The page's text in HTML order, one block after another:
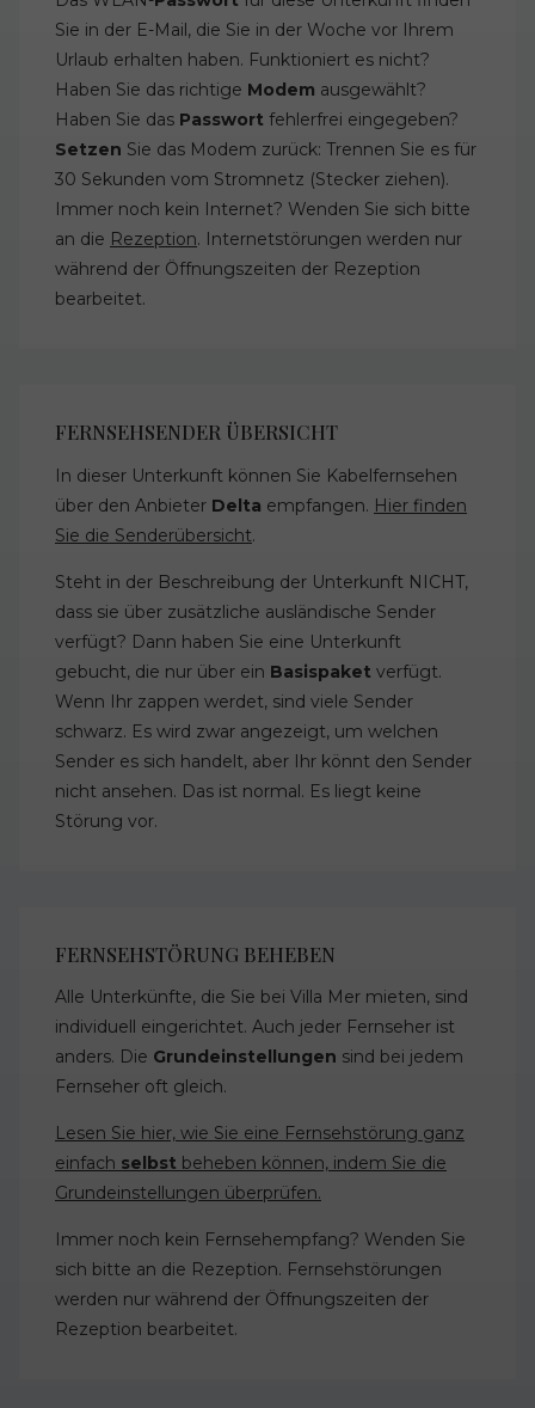
Sie in der E-Mail, die Sie in der Woche vor Ihrem
Urlaub erhalten haben. Funktioniert es nicht?
Haben Sie das richtige Modem ausgewählt?
Haben Sie das Passwort fehlerfrei eingegeben?
Setzen Sie das Modem zurück: Trennen Sie es für
30 Sekunden vom Stromnetz (Stecker ziehen).
Immer noch kein Internet? Wenden Sie sich bitte
an die Rezeption. Internetstörungen werden nur
während der Öffnungszeiten der Rezeption
bearbeitet.
FERNSEHSENDER ÜBERSICHT
In dieser Unterkunft können Sie Kabelfernsehen
über den Anbieter Delta empfangen. Hier finden
Sie die Senderübersicht.
Steht in der Beschreibung der Unterkunft NICHT,
dass sie über zusätzliche ausländische Sender
verfügt? Dann haben Sie eine Unterkunft
gebucht, die nur über ein Basispaket verfügt.
Wenn Ihr zappen werdet, sind viele Sender
schwarz. Es wird zwar angezeigt, um welchen
Sender es sich handelt, aber Ihr könnt den Sender
nicht ansehen. Das ist normal. Es liegt keine
Störung vor.
FERNSEHSTÖRUNG BEHEBEN
Alle Unterkünfte, die Sie bei Villa Mer mieten, sind
individuell eingerichtet. Auch jeder Fernseher ist
anders. Die Grundeinstellungen sind bei jedem
Fernseher oft gleich.
Lesen Sie hier, wie Sie eine Fernsehstörung ganz
einfach selbst beheben können, indem Sie die
Grundeinstellungen überprüfen.
Immer noch kein Fernsehempfang? Wenden Sie
sich bitte an die Rezeption. Fernsehstörungen
werden nur während der Öffnungszeiten der
Rezeption bearbeitet.